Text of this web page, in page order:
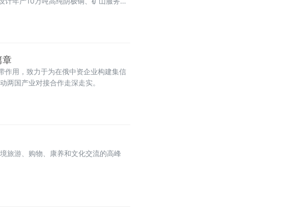
章
作用，致力于为在俄中资企业构建集信
两国产业对接合作走深走实。
旅游、购物、康养和文化交流的高峰